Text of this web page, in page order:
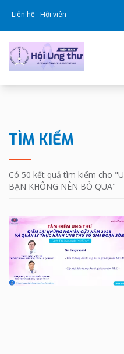
Liên hệ Hội viên
TÌM KIẾM
Có 50 kết quả tìm kiếm cho "
BẠN KHÔNG NÊN BỎ QUA"